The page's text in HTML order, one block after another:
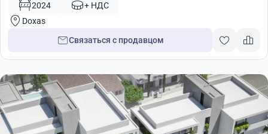
2024
+ НДС
Doxas
Связаться с продавцом